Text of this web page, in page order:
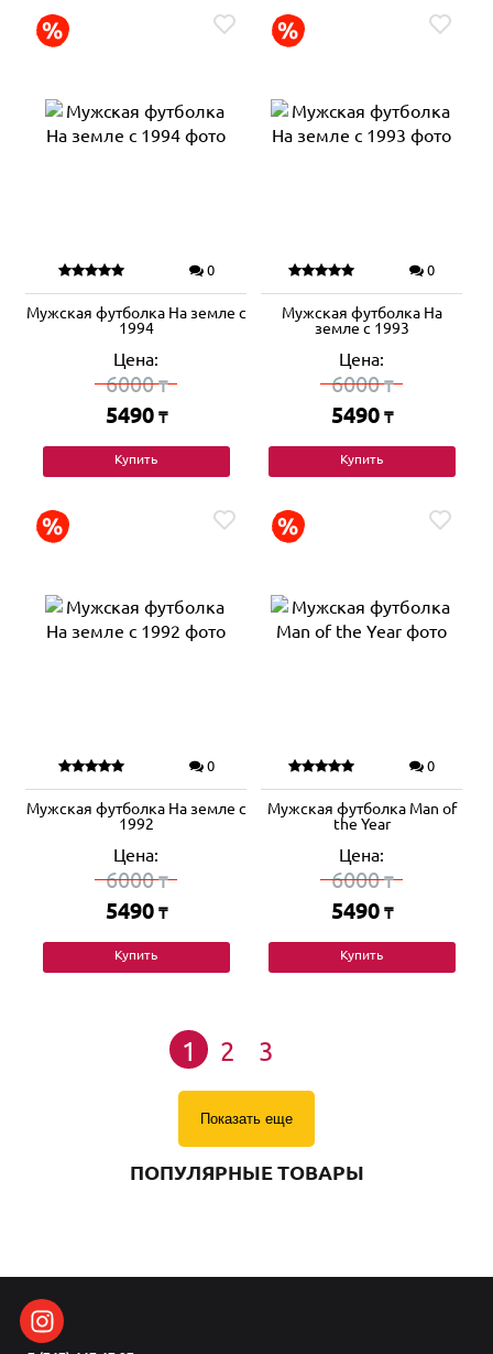
0
Мужская футболка На земле с
1994
Цена:
6000₸
5490 ₸
Купить
0
Мужская футболка На
земле с 1993
Цена:
6000₸
5490 ₸
Купить
0
Мужская футболка На земле с
1992
Цена:
6000₸
5490 ₸
Купить
0
Мужская футболка Man of
the Year
Цена:
6000₸
5490 ₸
Купить
1 2 3
Показать еще
ПОПУЛЯРНЫЕ ТОВАРЫ